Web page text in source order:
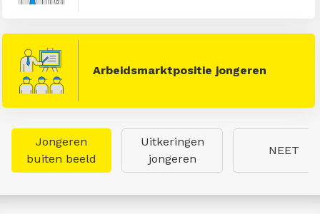
Arbeidsmarktpositie jongeren
Jongeren
buiten beeld
Uitkeringen
jongeren
NEET